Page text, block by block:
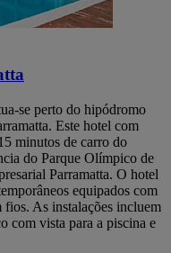
se perto do hipódromo
Este hotel com
minutos de carro do
do Parque Olímpico de
Parramatta. O hotel
equipados com
As instalações incluem
com vista para a piscina e